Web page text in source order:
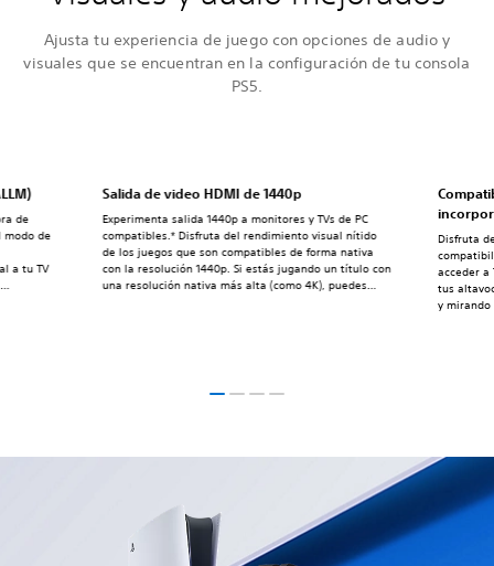
Ajusta tu experiencia de juego con opciones de audio y
visuales que se encuentran en la configuración de tu consola
PS5.
Salida de video HDMI de 1440p
Experimenta salida 1440p a monitores y TVs de PC
compatibles.* Disfruta del rendimiento visual nítido
de los juegos que son compatibles de forma nativa
con la resolución 1440p. Si estás jugando un título con
una resolución nativa más alta (como 4K), puedes
Disfruta
acceder a
tus
y mirando
de
modo de
a tu TV